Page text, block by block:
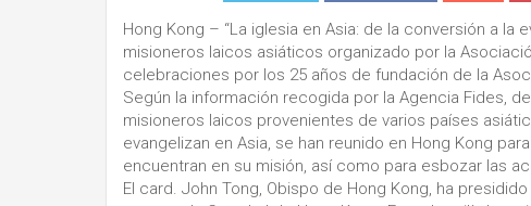
Hong Kong – “La iglesia en Asia: de la conversión a
misioneros laicos asiáticos organizado por la
celebraciones por los 25 años de fundación de la
Según la información recogida por la Agencia Fides,
misioneros laicos provenientes de varios países
evangelizan en Asia, se han reunido en Hong Kong
encuentran en su misión, así como para esbozar las
El card. John Tong, Obispo de Hong Kong, ha